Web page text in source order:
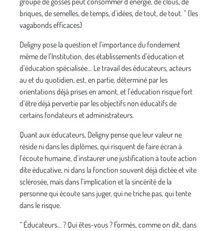
briques, de semelles, de temps, d’idées, de tout, de tout. ” (les
vagabonds efficaces)
Deligny pose la question et l’importance du fondement
même de l’Institution, des établissements d’éducation et
d’éducation spécialisée... Le travail des éducateurs, acteurs
au et du quotidien, est, en partie, déterminé par les
orientations déjà prises en amont, et l’éducation risque fort
d’être déjà pervertie par les objectifs non éducatifs de
certains fondateurs et administrateurs.
Quant aux éducateurs, Deligny pense que leur valeur ne
réside ni dans les diplômes, qui risquent de faire écran à
l’écoute humaine, d’instaurer une justification à toute action
dite éducative, ni dans la fonction souvent déjà dictée et vite
sclérosée, mais dans l’implication et la sincérité de la
personne qui écoute sans juger, qui ne triche pas, qui tente
dans le risque.
“ Éducateurs... ? Qui êtes-vous ? Formés, comme on dit, dans